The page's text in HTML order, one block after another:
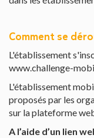
Comment se
L'établissement
www.challenge-
L'établissement
proposés par les
sur la plateforme
A l’aide d’un lien